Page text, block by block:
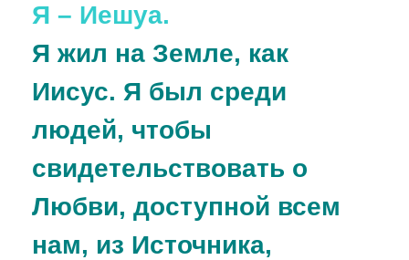
Я – Иешуа.
Я жил на Земле, как
Иисус. Я был среди
людей, чтобы
свидетельствовать о
Любви, доступной всем
нам, из Источника,